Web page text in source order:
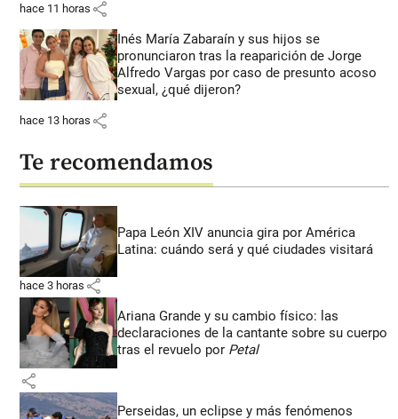
hace 11 horas share
Inés María Zabaraín y sus hijos se
pronunciaron tras la reaparición de Jorge
Alfredo Vargas por caso de presunto acoso
sexual, ¿qué dijeron?
hace 13 horas share
Te recomendamos
Papa León XIV anuncia gira por América
Latina: cuándo será y qué ciudades visitará
hace 3 horas share
Ariana Grande y su cambio físico: las
declaraciones de la cantante sobre su cuerpo
tras el revuelo por Petal
share
Perseidas, un eclipse y más fenómenos